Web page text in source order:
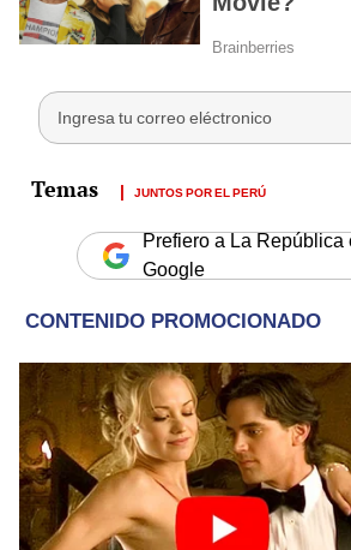
JUNTOS POR EL PERÚ
Prefiero a La República
Google